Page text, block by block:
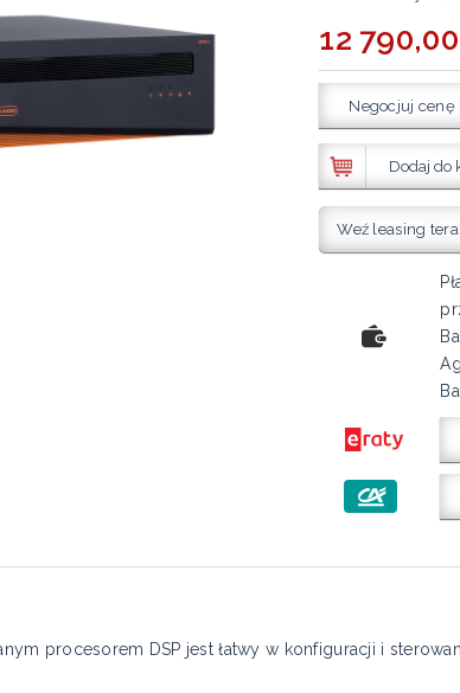
12 790,00
Negocjuj cenę
Dodaj do
Weź leasing
procesorem DSP jest łatwy w konfiguracji i